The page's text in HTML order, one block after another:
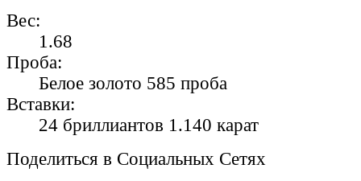
Вес:
1.68
Проба:
Белое золото 585 проба
Вставки:
24 бриллиантов 1.140 карат
Поделиться в Социальных Сетях